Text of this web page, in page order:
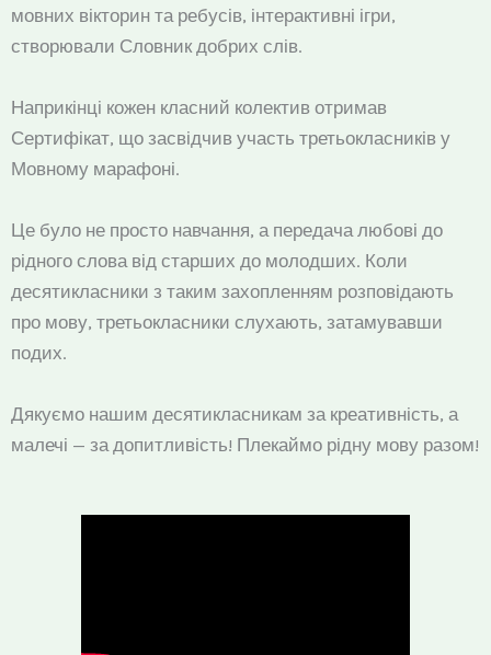
мовних вікторин та ребусів, інтерактивні ігри,
створювали Словник добрих слів.
Наприкінці кожен класний колектив отримав
Сертифікат, що засвідчив участь третьокласників у
Мовному марафоні.
Це було не просто навчання, а передача любові до
рідного слова від старших до молодших. Коли
десятикласники з таким захопленням розповідають
про мову, третьокласники слухають, затамувавши
подих.
Дякуємо нашим десятикласникам за креативність, а
малечі — за допитливість! Плекаймо рідну мову разом!